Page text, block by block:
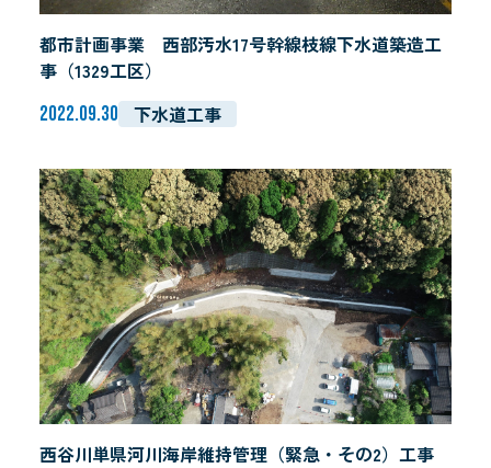
都市計画事業 西部汚水17号幹線枝線下水道築造工
事（1329工区）
2022.09.30 下水道工事
西谷川単県河川海岸維持管理（緊急・その2）工事